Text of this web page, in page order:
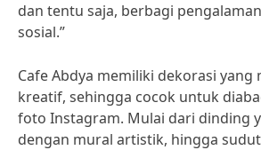
dan tentu saja, berbagi
sosial.”
Cafe Abdya memiliki dekorasi yang
kreatif, sehingga cocok untuk
foto Instagram. Mulai dari dinding
dengan mural artistik, hingga